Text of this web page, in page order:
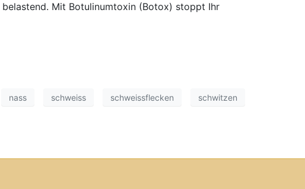
Mit Botulinumtoxin (Botox) stoppt Ihr
nass schweiss schweissflecken schwitzen